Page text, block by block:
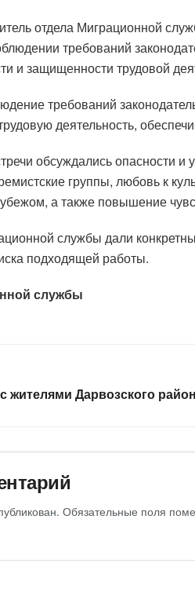
отдела Миграционной
требований
и защищенности трудовой
требований
деятельность,
обсуждались опасности
группы, любовь к
а также повышение
службы дали
подходящей работы.
службы
жителями Дарвозского
Обязательные поля